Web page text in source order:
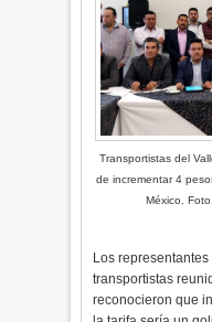
Transportistas del
de incrementar 4
México.
Los
transportistas
reconocieron que